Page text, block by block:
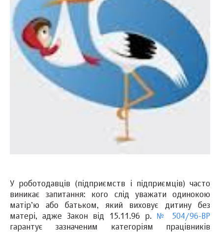
У роботодавців (підприємств і підприємців) часто
виникає запитання: кого слід уважати одинокою
матір’ю або батьком, який виховує дитину без
матері, адже Закон від 15.11.96 р.
№ 504/96-ВР
гарантує зазначеним категоріям працівників